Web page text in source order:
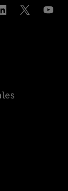
CompartirCompartir